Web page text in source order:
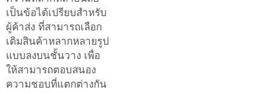
เป็นข้อได้เปรียบสำหรับ
ผู้ค้าส่ง ที่สามารถเลือก
เติมสินค้าหลากหลายรูป
แบบลงบนชั้นวาง เพื่อ
ให้สามารถตอบสนอง
ความชอบที่แตกต่างกัน